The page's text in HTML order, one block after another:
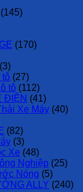
(145)
(170)
(3)
tô (27)
tô (112)
ĐIỆN (41)
Xe Máy (40)
(82)
(3)
Xe (48)
Nghiệp (25)
Nóng (5)
ALLY (240)